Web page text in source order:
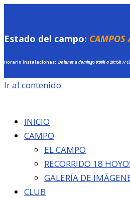
Estado del campo: CAMPOS
Horario instalaciones: De lunes a domingo9:00h a 20:15h //
Ir al contenido
INICIO
CAMPO
EL CAMPO
RECORRIDO 18
GALERÍA DE
CLUB